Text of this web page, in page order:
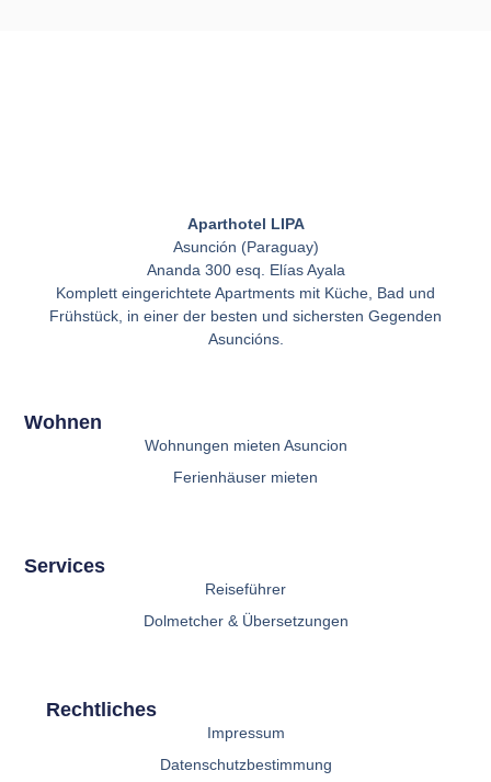
Aparthotel LIPA
Asunción (Paraguay)
Ananda 300 esq. Elías Ayala
Komplett eingerichtete Apartments mit Küche, Bad und
Frühstück, in einer der besten und sichersten Gegenden
Asuncións.
Wohnen
Wohnungen mieten Asuncion
Ferienhäuser mieten
Services
Reiseführer
Dolmetcher & Übersetzungen
Rechtliches
Impressum
Datenschutzbestimmung